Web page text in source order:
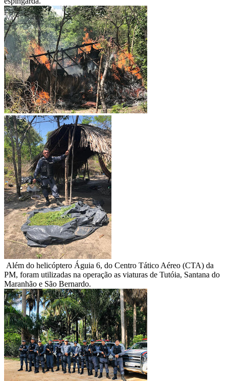
Além do helicóptero Águia 6, do Centro Tático Aéreo (CTA) da
PM, foram utilizadas na operação as viaturas de Tutóia, Santana do
Maranhão e São Bernardo.